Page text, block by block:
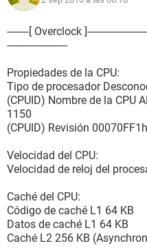
Almacenamiento:
canal
Controlador IDE
Disco duro Kingston
USB)
Disco duro SAMSUNG
Lector óptico HL-DT-ST DVD-
Estado de los discos duros
Particiones:
C: (NTFS) 16598 MB
Dispositivos de entrada:
Teclado Teclado estándar
Natural PS/2 Keyboard
Ratón Mouse compatible
--------[ Overclock
----------------------
Propiedades de la CPU:
Tipo de procesador
(CPUID) Nombre de la CPU
1150
(CPUID) Revisión 00070FF1h
Velocidad del CPU:
Velocidad de reloj del
Caché del CPU:
Código de caché L1 64 KB
Datos de caché L1 64 KB
Caché L2 256 KB